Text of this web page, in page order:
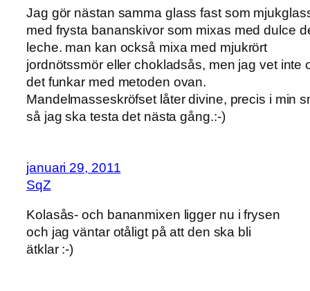
Jag gör nästan samma glass fast som
med frysta bananskivor som mixas med dulce
leche. man kan också mixa med mjukrört
jordnötssmör eller chokladsås, men jag vet inte
det funkar med metoden ovan.
Mandelmasseskröfset låter divine, precis i min
så jag ska testa det nästa gång.:-)
januari 29, 2011
SqZ
Kolasås- och bananmixen ligger nu i frysen
och jag väntar otåligt på att den ska bli
ätklar :-)